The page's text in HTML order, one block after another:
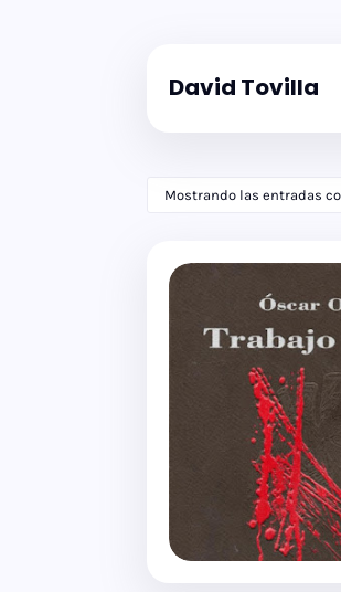
David Tovilla
Mostrando las entradas